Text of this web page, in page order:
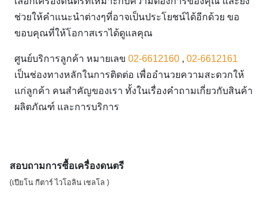
ช่วยให้คำแนะนำต่างๆที่อาจเป็นประโยชน์ได้อีกด้วย ขอ
ขอบคุณที่ให้โอกาสเราได้ดูแลคุณ
ศูนย์บริการลูกค้า หมายเลข 02-6612160 , 02-6612161
เป็นช่องทางหลักในการติดต่อ เพื่ออำนวยความสะดวกให้
แก่ลูกค้า คนสำคัญของเรา ทั้งในเรื่องคำถามเกี่ยวกับสินค้า
ผลิตภัณฑ์ และการบริการ
สอบถามการซื้อเครื่องดนตรี
(เปียโน กีตาร์ ไวโอลิน เชลโล )